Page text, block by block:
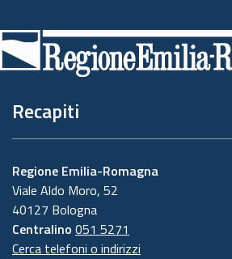
di
pagina
Recapiti
Regione Emilia-Romagna
Viale Aldo Moro, 52
40127 Bologna
Centralino 051 5271
Cerca telefoni o indirizzi